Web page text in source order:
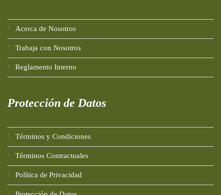
Acerca de Nosotros
Trabaja con Nosotros
Reglamento Interno
Protección de Datos
Términos y Condiciones
Términos Contractuales
Política de Privacidad